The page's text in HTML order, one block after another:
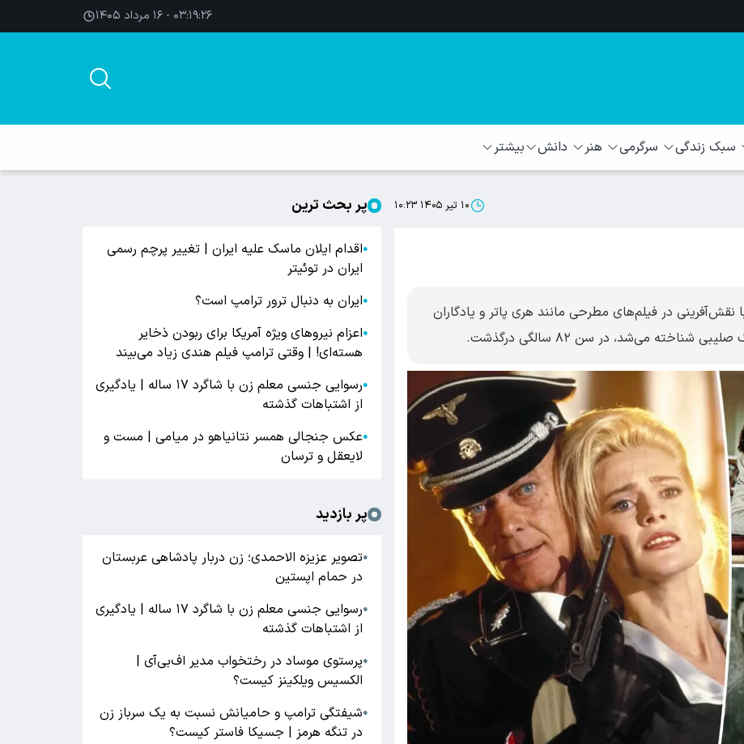
۰۳:۱۹:۲۷ - ۱۶ مرداد ۱۴۰۵
سبک زندگی سرگرمی هنر دانش بیشتر
۱۰ تیر ۱۴۰۵ ۱۰:۲۳
با نقش‌آفرینی در فیلم‌های مطرحی مانند هری پاتر و یادگاران
می‌شد، در سن ۸۲ سالگی درگذشت.
پر بحث ترین
●اقدام ایلان ماسک علیه ایران | تغییر پرچم رسمی
ایران در توئیتر
●ایران به دنبال ترور ترامپ است؟
●اعزام نیروهای ویژه آمریکا برای ربودن ذخایر
هسته‌ای! | وقتی ترامپ فیلم هندی زیاد می‌بیند
●
رسوایی جنسی معلم زن با شاگرد ۱۷ ساله | یادگیری
از اشتباهات گذشته
●عکس جنجالی همسر نتانیاهو در میامی | مست و
لایعقل و ترسان
پر بازدید
●تصویر عزیزه الاحمدی؛ زن دربار پادشاهی عربستان
در حمام اپستین
●
رسوایی جنسی معلم زن با شاگرد ۱۷ ساله | یادگیری
از اشتباهات گذشته
●پرستوی موساد در رختخواب مدیر اف‌بی‌آی |
الکسیس ویلکینز کیست؟
●شیفتگی ترامپ و حامیانش نسبت به یک سرباز زن
در تنگه هرمز | جسیکا فاستر کیست؟